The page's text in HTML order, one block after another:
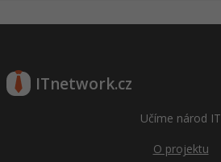
ITnetwork.cz
Učíme národ IT
O projektu